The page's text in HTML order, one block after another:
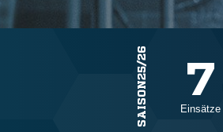
SAISON25/26 7
Einsätze